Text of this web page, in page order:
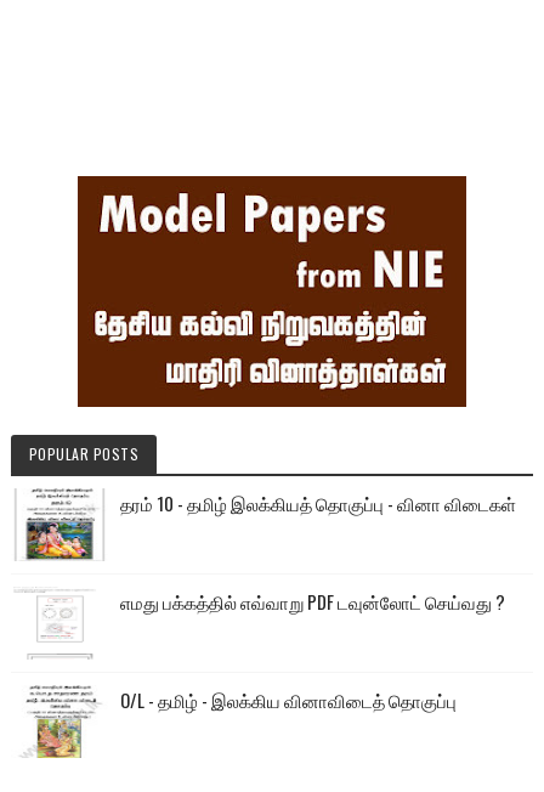
POPULAR POSTS
தரம் 10 - தமிழ் இலக்கியத் தொகுப்பு - வினா விடைகள்
எமது பக்கத்தில் எவ்வாறு PDF டவுன்லோட் செய்வது ?
O/L - தமிழ் - இலக்கிய வினாவிடைத் தொகுப்பு